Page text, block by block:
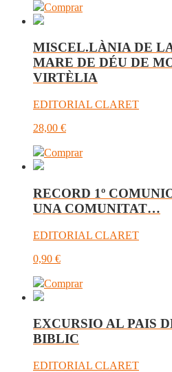
Comprar
MISCEL.LÀNIA DE
MARE DE DÉU DE
VIRTÈLIA
EDITORIAL CLARET
28,00 €
Comprar
RECORD 1º
UNA COMUNITAT…
EDITORIAL CLARET
0,90 €
Comprar
EXCURSIO AL PAIS
BIBLIC
EDITORIAL CLARET